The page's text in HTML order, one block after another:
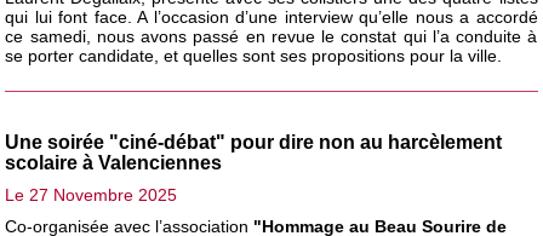
qui lui font face. A l’occasion d’une interview qu’elle nous a accordé
ce samedi, nous avons passé en revue le constat qui l’a conduite à
se porter candidate, et quelles sont ses propositions pour la ville.
Une soirée "ciné-débat" pour dire non au harcèlement
scolaire à Valenciennes
Le 27 Novembre 2025
Co-organisée avec l’association "Hommage au Beau Sourire de